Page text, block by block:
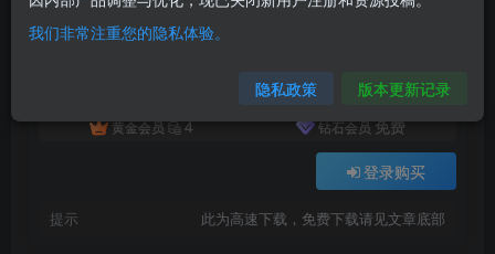
此内容为付费资源，请付费后查看
8积分
黄金会员 4 钻石会员免费
登录购买
提示 此为高速下载，免费下载请见文章底部
我们非常注重您的隐私体验。
隐私政策 版本更新记录